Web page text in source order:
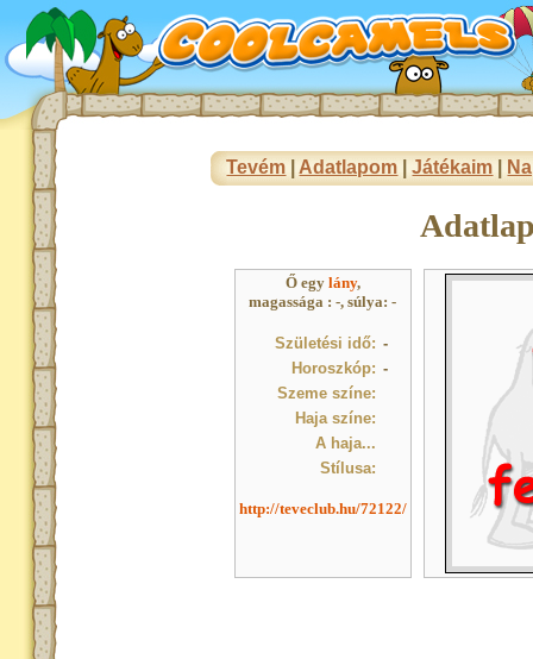
Tevém Adatlapom |Játékaim
Ő egy lány,
magassága : -, súlya: -
Születési idő: -
Horoszkóp: -
Szeme színe:
Haja színe:
A haja...
Stílusa:
http://teveclub.hu/72122/